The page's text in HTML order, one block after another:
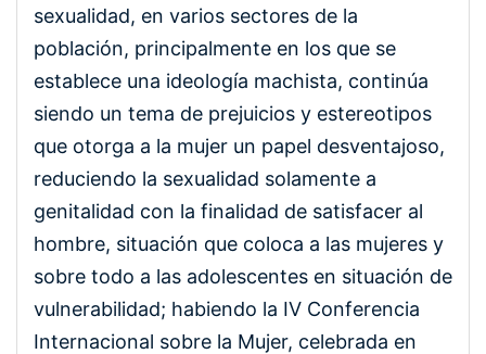
sexualidad, en varios sectores de la
población, principalmente en los que se
establece una ideología machista, continúa
siendo un tema de prejuicios y estereotipos
que otorga a la mujer un papel desventajoso,
reduciendo la sexualidad solamente a
genitalidad con la finalidad de satisfacer al
hombre, situación que coloca a las mujeres y
sobre todo a las adolescentes en situación de
vulnerabilidad; habiendo la IV Conferencia
Internacional sobre la Mujer, celebrada en